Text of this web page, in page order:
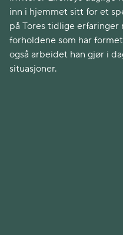
inn i hjemmet sitt for et
på Tores tidlige
forholdene som har
også arbeidet han gjør i
situasjoner.